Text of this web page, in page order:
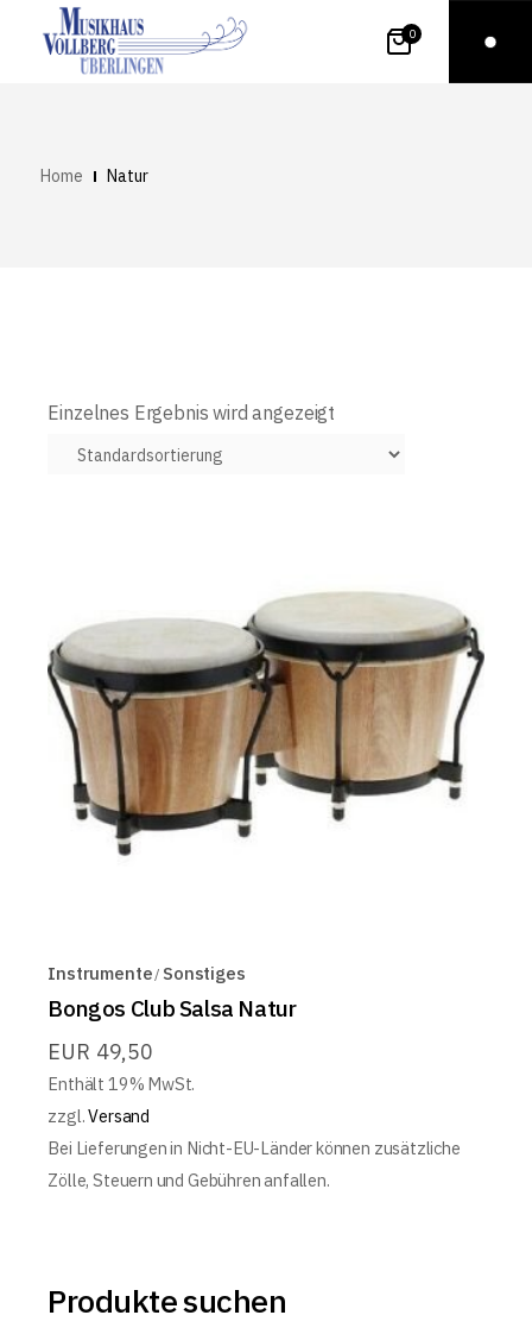
0
Home Natur
Einzelnes Ergebnis wird angezeigt
Instrumente Sonstiges
Bongos Club Salsa Natur
EUR 49,50
Enthält 19% MwSt.
zzgl.Versand
Bei Lieferungen in Nicht-EU-Länder können zusätzliche
Zölle, Steuern und Gebühren anfallen.
Produkte suchen